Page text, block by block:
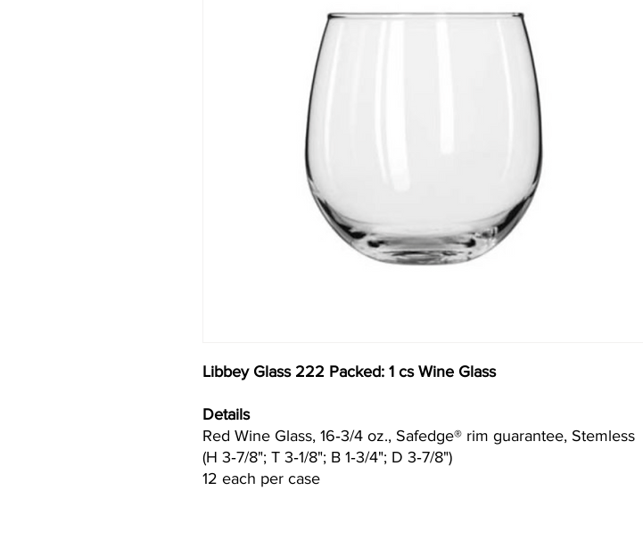
Libbey Glass 222 Packed: 1 cs Wine Glass
Details
Red Wine Glass, 16‐3/4 oz., Safedge® rim guarantee, Stemless
(H 3‐7/8"; T 3‐1/8"; B 1‐3/4"; D 3‐7/8")
12 each per case